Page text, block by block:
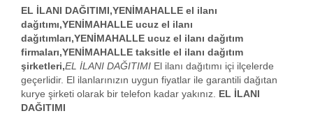
EL İLANI DAĞITIMI,YENİMAHALLE el ilanı
dağıtımı,YENİMAHALLE ucuz el ilanı
dağıtımları,YENİMAHALLE ucuz el ilanı dağıtım
firmaları,YENİMAHALLE taksitle el ilanı dağıtım
şirketleri,EL İLANI DAĞITIMI El ilanı dağıtımı içi ilçelerde
geçerlidir. El ilanlarınızın uygun fiyatlar ile garantili dağıtan
kurye şirketi olarak bir telefon kadar yakınız. EL İLANI
DAĞITIMI